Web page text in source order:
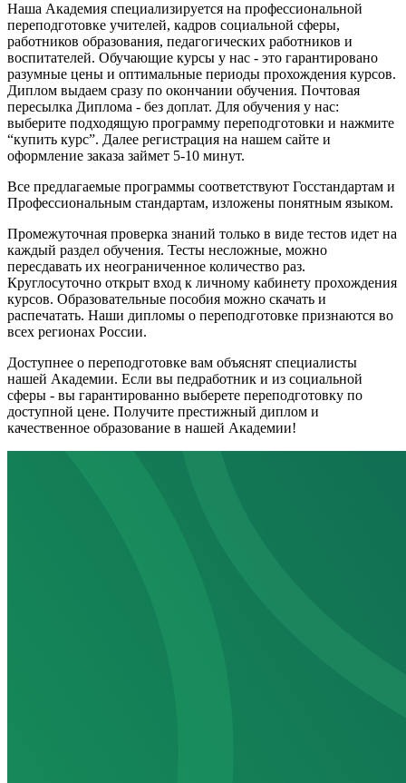
Наша Академия специализируется на профессиональной
переподготовке учителей, кадров социальной сферы,
работников образования, педагогических работников и
воспитателей. Обучающие курсы у нас - это гарантировано
разумные цены и оптимальные периоды прохождения курсов.
Диплом выдаем сразу по окончании обучения. Почтовая
пересылка Диплома - без доплат. Для обучения у нас:
выберите подходящую программу переподготовки и нажмите
“купить курс”. Далее регистрация на нашем сайте и
оформление заказа займет 5-10 минут.
Все предлагаемые программы соответствуют Госстандартам и
Профессиональным стандартам, изложены понятным языком.
Промежуточная проверка знаний только в виде тестов идет на
каждый раздел обучения. Тесты несложные, можно
пересдавать их неограниченное количество раз.
Круглосуточно открыт вход к личному кабинету прохождения
курсов. Образовательные пособия можно скачать и
распечатать. Наши дипломы о переподготовке признаются во
всех регионах России.
Доступнее о переподготовке вам объяснят специалисты
нашей Академии. Если вы педработник и из социальной
сферы - вы гарантированно выберете переподготовку по
доступной цене. Получите престижный диплом и
качественное образование в нашей Академии!